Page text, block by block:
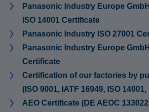
Panasonic Industry Europe
ISO 14001 Certificate
Panasonic Industry ISO 27001
Panasonic Industry Europe
Certificate
Certification of our factories by
(ISO 9001, IATF 16949, ISO 14001,
AEO Certificate (DE AEOC